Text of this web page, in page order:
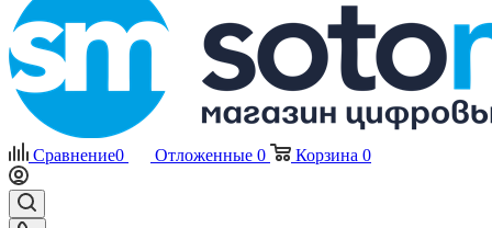
Сравнение0 Отложенные 0 Корзина 0